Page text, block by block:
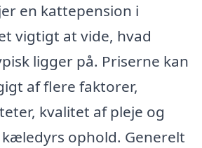
en kattepension i
vigtigt at vide, hvad
ligger på. Priserne kan
af flere faktorer,
kvalitet af pleje og
ophold. Generelt